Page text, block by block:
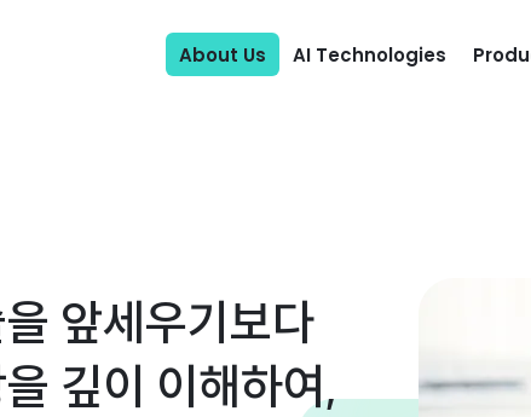
About Us AI Technologies
앞세우기보다
깊이 이해하여,